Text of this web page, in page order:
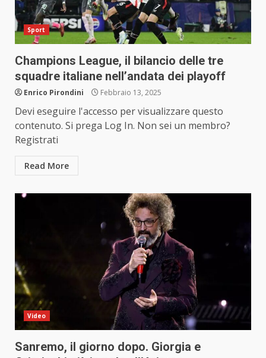
Sport
Champions League, il bilancio delle tre
squadre italiane nell’andata dei playoff
Enrico Pirondini Febbraio 13, 2025
Devi eseguire l'accesso per visualizzare questo
contenuto. Si prega Log In. Non sei un membro?
Registrati
Read More
Video
Sanremo, il giorno dopo. Giorgia e